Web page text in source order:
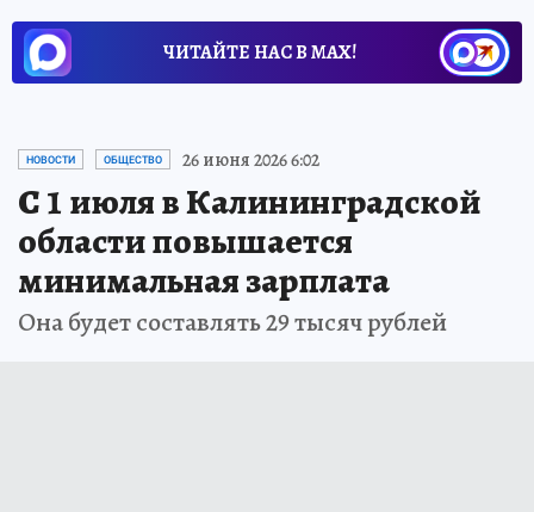
ЧИТАЙТЕ НАС В МАХ!
НОВОСТИ ОБЩЕСТВО 26 июня 2026 6:02
С 1 июля в Калининградской
области повышается
минимальная зарплата
Она будет составлять 29 тысяч рублей